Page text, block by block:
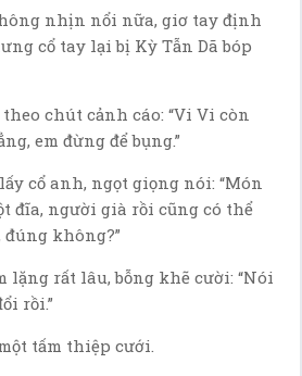
nhịn nổi nữa, giơ tay định
cổ tay lại bị Kỳ Tẫn Dã bóp
chút cảnh cáo: “Vi Vi còn
em đừng để bụng.”
cổ anh, ngọt giọng nói: “Món
đĩa, người già rồi cũng có thể
không?”
lặng rất lâu, bỗng khẽ cười: “Nói
rồi.”
tấm thiệp cưới.